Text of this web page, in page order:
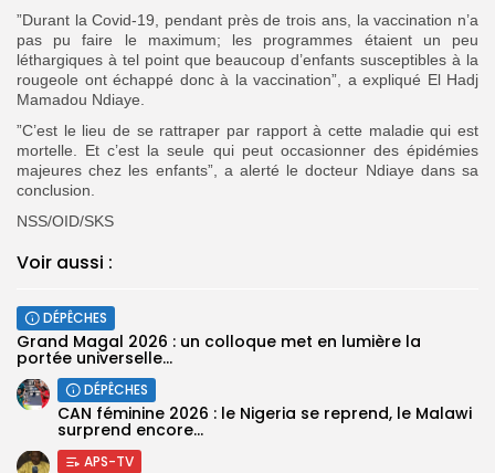
”Durant la Covid-19, pendant près de trois ans, la vaccination n’a
pas pu faire le maximum; les programmes étaient un peu
léthargiques à tel point que beaucoup d’enfants susceptibles à la
rougeole ont échappé donc à la vaccination”, a expliqué El Hadj
Mamadou Ndiaye.
”C’est le lieu de se rattraper par rapport à cette maladie qui est
mortelle. Et c’est la seule qui peut occasionner des épidémies
majeures chez les enfants”, a alerté le docteur Ndiaye dans sa
conclusion.
NSS/OID/SKS
Voir aussi :
DÉPÊCHES
Grand Magal 2026 : un colloque met en lumière la
portée universelle...
DÉPÊCHES
‎CAN féminine 2026 : le Nigeria se reprend, le Malawi
surprend encore...
APS-TV